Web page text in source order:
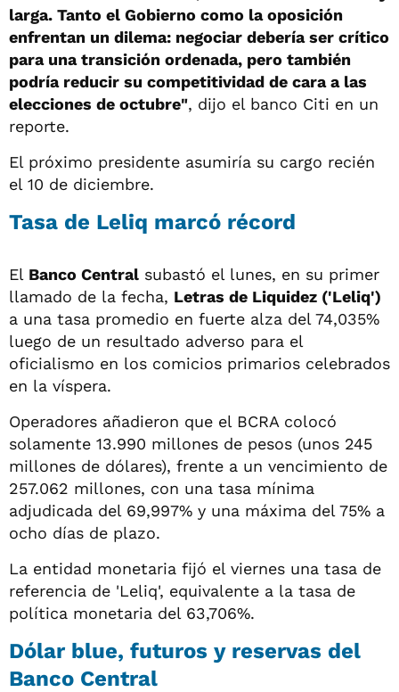
larga. Tanto el Gobierno como la oposición
enfrentan un dilema: negociar debería ser crítico
para una transición ordenada, pero también
podría reducir su competitividad de cara a las
elecciones de octubre", dijo el banco Citi en un
reporte.
El próximo presidente asumiría su cargo recién
el 10 de diciembre.
Tasa de Leliq marcó récord
El Banco Central subastó el lunes, en su primer
llamado de la fecha, Letras de Liquidez ('Leliq')
a una tasa promedio en fuerte alza del 74,035%
luego de un resultado adverso para el
oficialismo en los comicios primarios celebrados
en la víspera.
Operadores añadieron que el BCRA colocó
solamente 13.990 millones de pesos (unos 245
millones de dólares), frente a un vencimiento de
257.062 millones, con una tasa mínima
adjudicada del 69,997% y una máxima del 75% a
ocho días de plazo.
La entidad monetaria fijó el viernes una tasa de
referencia de 'Leliq', equivalente a la tasa de
política monetaria del 63,706%.
Dólar blue, futuros y reservas del
Banco Central